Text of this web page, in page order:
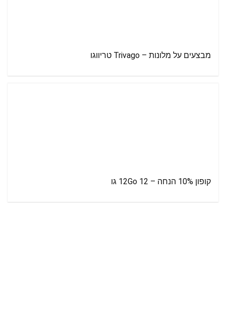
מבצעים על מלונות – Trivago טריווגו
קופון 10% הנחה – 12Go 12 גו